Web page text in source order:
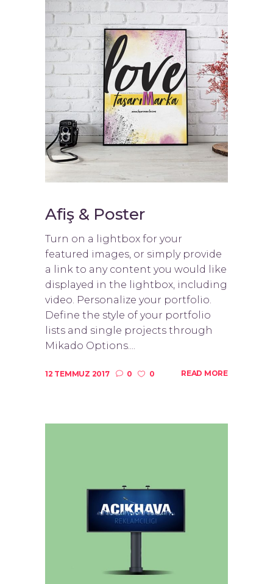
Afiş & Poster
Turn on a lightbox for your
featured images, or simply provide
a link to any content you would like
displayed in the lightbox, including
video. Personalize your portfolio.
Define the style of your portfolio
lists and single projects through
Mikado Options....
12 TEMMUZ 2017 0 0 READ MORE